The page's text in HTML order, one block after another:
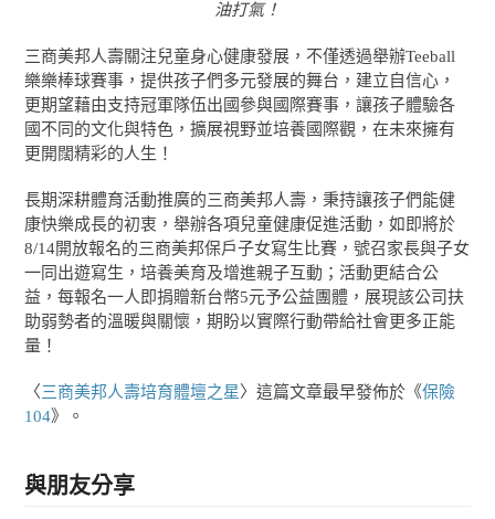
油打氣！
三商美邦人壽關注兒童身心健康發展，不僅透過舉辦Teeball
樂樂棒球賽事，提供孩子們多元發展的舞台，建立自信心，
更期望藉由支持冠軍隊伍出國參與國際賽事，讓孩子體驗各
國不同的文化與特色，擴展視野並培養國際觀，在未來擁有
更開闊精彩的人生！
長期深耕體育活動推廣的三商美邦人壽，秉持讓孩子們能健
康快樂成長的初衷，舉辦各項兒童健康促進活動，如即將於
8/14開放報名的三商美邦保戶子女寫生比賽，號召家長與子女
一同出遊寫生，培養美育及增進親子互動；活動更結合公
益，每報名一人即捐贈新台幣5元予公益團體，展現該公司扶
助弱勢者的溫暖與關懷，期盼以實際行動帶給社會更多正能
量！
〈三商美邦人壽培育體壇之星〉這篇文章最早發佈於《保險
104》。
與朋友分享